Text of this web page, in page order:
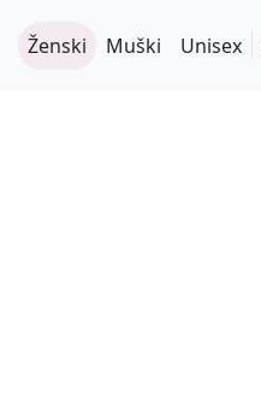
Ženski Muški Unisex